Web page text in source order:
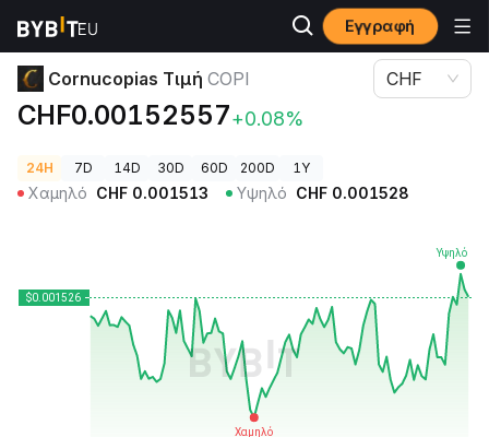
Εγγραφή
Τιμές Κρυπτονομισμάτων Cornucopias Τιμή COPI
Cornucopias Τιμή COPI
CHF0.00152557+0.08%
CHF
24H 7D 14D 30D 60D 200D 1Y
Χαμηλό CHF 0.001513 Υψηλό CHF 0.001528